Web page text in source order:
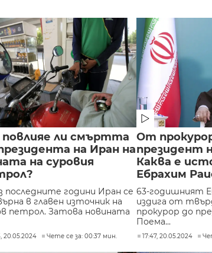
ли смъртта
на Иран на
на суровия
последните години Иран се
в главен източник на
петрол. Затова новината
20.05.2024 Чете се за: 00:37 мин.
От
президент
Каква е
Ебрахим
63-годишният
издига от
прокурор до
Поема...
17:47, 20.05.2024